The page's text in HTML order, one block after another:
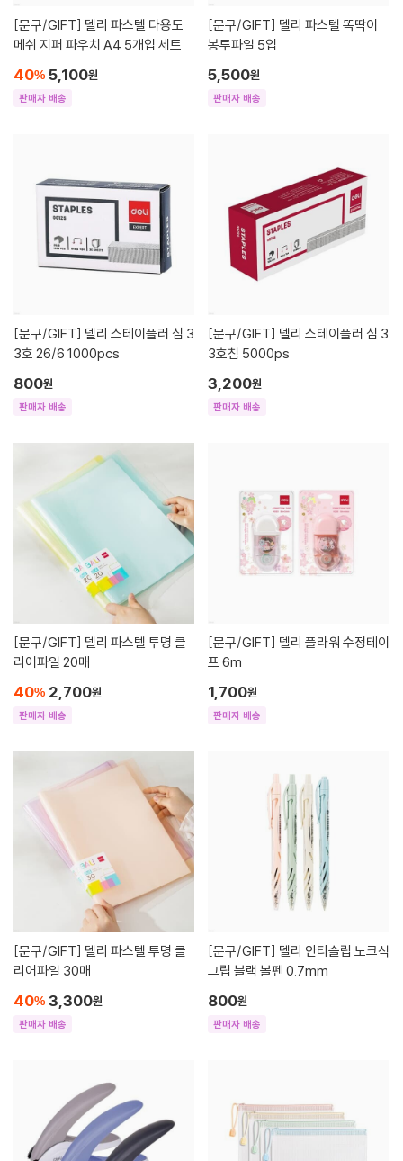
[문구/GIFT]
메쉬 지퍼 파우치 A4 5개입 세트
40% 5,100원
판매자 배송
[문구/GIFT]
봉투파일 5입
5,500원
판매자 배송
[문구/GIFT]
3호 26/6 1000pcs
800원
판매자 배송
[문구/GIFT]
3호침 5000ps
3,200원
판매자 배송
[문구/GIFT]
리어파일 20매
40% 2,700원
판매자 배송
[문구/GIFT]
프 6m
1,700원
판매자 배송
[문구/GIFT]
리어파일 30매
40% 3,300원
판매자 배송
[문구/GIFT]
그립 블랙 볼펜 0.7mm
800원
판매자 배송